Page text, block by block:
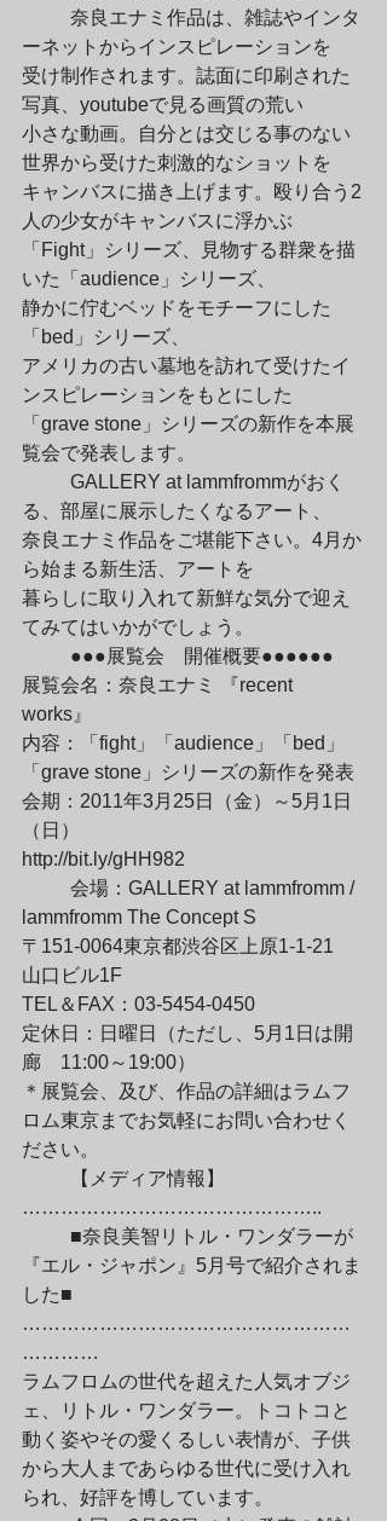
ーネットからインスピレーションを
受け制作されます。誌面に印刷された
写真、youtubeで見る画質の荒い
小さな動画。自分とは交じる事のない
世界から受けた刺激的なショットを
キャンバスに描き上げます。殴り合う2
人の少女がキャンバスに浮かぶ
「Fight」シリーズ、見物する群衆を描
いた「audience」シリーズ、
静かに佇むベッドをモチーフにした
「bed」シリーズ、
アメリカの古い墓地を訪れて受けたイ
ンスピレーションをもとにした
「grave stone」シリーズの新作を本展
覧会で発表します。
る、部屋に展示したくなるアート、
奈良エナミ作品をご堪能下さい。4月か
ら始まる新生活、アートを
暮らしに取り入れて新鮮な気分で迎え
てみてはいかがでしょう。
展覧会名：奈良エナミ 『recent
works』
内容：「fight」「audience」「bed」
「grave stone」シリーズの新作を発表
会期：2011年3月25日（金）～5月1日
（日）
http://bit.ly/gHH982
lammfromm The Concept S
〒151-0064東京都渋谷区上原1-1-21
山口ビル1F
TEL＆FAX：03-5454-0450
定休日：日曜日（ただし、5月1日は開
廊　11:00～19:00）
＊展覧会、及び、作品の詳細はラムフ
ロム東京までお気軽にお問い合わせく
ださい。
………………………………………..
『エル・ジャポン』5月号で紹介されま
した■
……………………………………………
…………
ラムフロムの世代を超えた人気オブジ
ェ、リトル・ワンダラー。トコトコと
動く姿やその愛くるしい表情が、子供
から大人まであらゆる世代に受け入れ
られ、好評を博しています。